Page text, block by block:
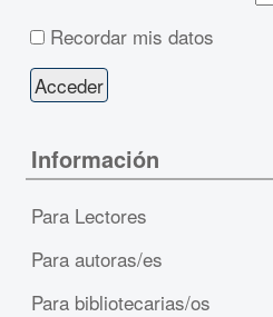
Recordar mis datos
Información
Para Lectores
Para autoras/es
Para bibliotecarias/os